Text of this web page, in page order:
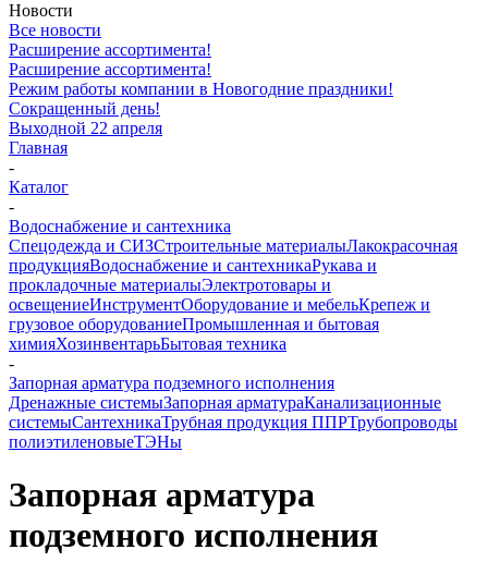
Новости
Все новости
Расширение ассортимента!
Расширение ассортимента!
Режим работы компании в Новогодние праздники!
Сокращенный день!
Выходной 22 апреля
Главная
-
Каталог
-
Водоснабжение и сантехника
Спецодежда и СИЗСтроительные материалыЛакокрасочная
продукцияВодоснабжение и сантехникаРукава и
прокладочные материалыЭлектротовары и
освещениеИнструментОборудование и мебельКрепеж и
грузовое оборудованиеПромышленная и бытовая
химияХозинвентарьБытовая техника
-
Запорная арматура подземного исполнения
Дренажные системыЗапорная арматураКанализационные
системыСантехникаТрубная продукция ППРТрубопроводы
полиэтиленовыеТЭНы
Запорная арматура
подземного исполнения